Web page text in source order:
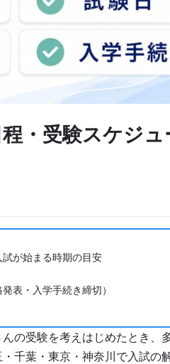
・受験スケジ
が始まる時期の目安
表・入学手続き締切）
の受験を考えはじめたとき、
千葉・東京・神奈川で入試の